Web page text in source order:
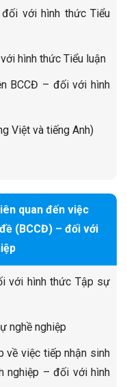
với hình thức Tiểu
hình thức Tiểu luận
BCCĐ – đối với hình
Việt và tiếng Anh)
quan đến việc
(BCCĐ) – đối với
với hình thức Tập sự
nghề nghiệp
về việc tiếp nhận sinh
nghiệp – đối với hình